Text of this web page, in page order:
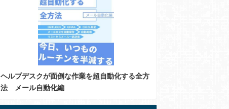
ヘルプデスクが面倒な作業を超自動化する全方
法 メール自動化編